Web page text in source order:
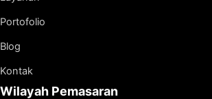
Portofolio
Blog
Kontak
Wilayah Pemasaran